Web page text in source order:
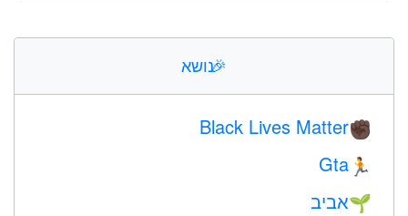
🎉נושא
✊🏿
Black Lives Matter
🏃
Gta
🌱אביב